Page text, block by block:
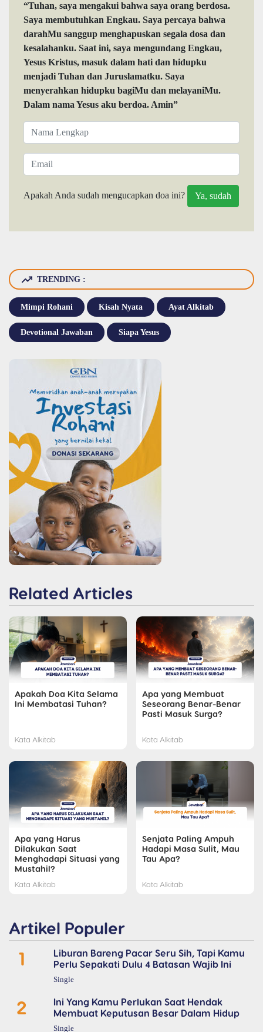
“Tuhan, saya mengakui bahwa saya orang berdosa.
Saya membutuhkan Engkau. Saya percaya bahwa
darahMu sanggup menghapuskan segala dosa dan
kesalahanku. Saat ini, saya mengundang Engkau,
Yesus Kristus, masuk dalam hati dan hidupku
menjadi Tuhan dan Juruslamatku. Saya
menyerahkan hidupku bagiMu dan melayaniMu.
Dalam nama Yesus aku berdoa. Amin”
Apakah Anda sudah mengucapkan doa ini?
TRENDING :
Mimpi Rohani Kisah Nyata Ayat Alkitab
Devotional Jawaban Siapa Yesus
Related Articles
Apakah Doa Kita Selama
Ini Membatasi Tuhan?
Kata Alkitab
Apa yang Membuat
Seseorang Benar-Benar
Pasti Masuk Surga?
Kata Alkitab
Apa yang Harus
Dilakukan Saat
Menghadapi Situasi yang
Mustahil?
Kata Alkitab
Senjata Paling Ampuh
Hadapi Masa Sulit, Mau
Tau Apa?
Kata Alkitab
Artikel Populer
1
Liburan Bareng Pacar Seru Sih, Tapi Kamu
Perlu Sepakati Dulu 4 Batasan Wajib Ini
Single
2
Ini Yang Kamu Perlukan Saat Hendak
Membuat Keputusan Besar Dalam Hidup
Single